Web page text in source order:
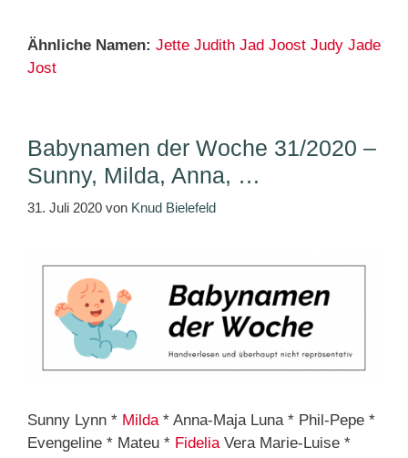
Ähnliche Namen: Jette Judith Jad Joost Judy Jade
Jost
Babynamen der Woche 31/2020 –
Sunny, Milda, Anna, …
31. Juli 2020 von Knud Bielefeld
Sunny Lynn * Milda * Anna-Maja Luna * Phil-Pepe *
Evengeline * Mateu * Fidelia Vera Marie-Luise *